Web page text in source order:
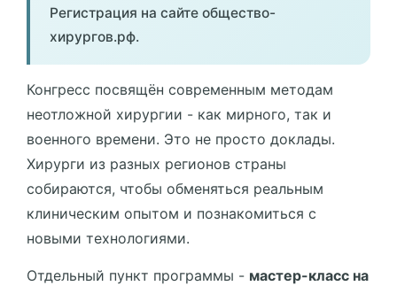
Регистрация на сайте общество-
хирургов.рф.
Конгресс посвящён современным методам
неотложной хирургии - как мирного, так и
военного времени. Это не просто доклады.
Хирурги из разных регионов страны
собираются, чтобы обменяться реальным
клиническим опытом и познакомиться с
новыми технологиями.
Отдельный пункт программы - мастер-класс на